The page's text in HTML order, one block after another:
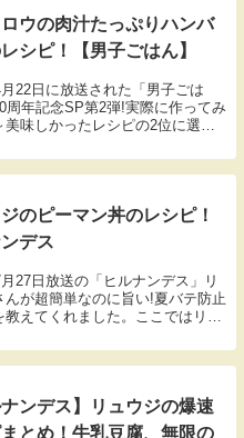
ウの肉汁たっぷりハンバ
シピ！【男子ごはん】
22日に放送された「男子ごは
周年記念SP第2弾!実際に作ってみ
美味しかったレシピの2位に選ば
りハンバーグでした。そんな小林
汁たっぷりハンバーグの材料や作
のピーマン丼のレシピ！
デス
27日放送の「ヒルナンデス」リ
んが超簡単なのに旨い!夏バテ防止
教えてくれました。ここではリュ
紹介します。
ナンデス】リュウジの爆速
とめ！牛乳豆腐、無限の